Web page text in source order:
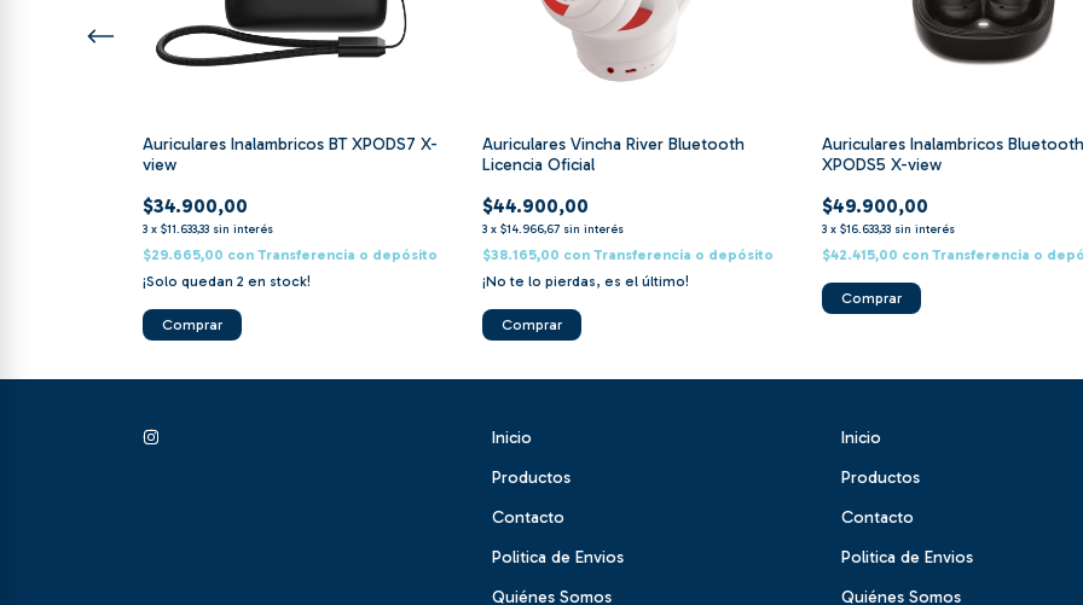
Auriculares Inalambricos BT XPODS7 X-
view
$34.900,00
3 x $11.633,33 sin interés
$29.665,00 con Transferencia o depósito
¡Solo quedan 2 en stock!
Auriculares Vincha River Bluetooth
Licencia Oficial
$44.900,00
3 x $14.966,67 sin interés
$38.165,00 con Transferencia o depósito
¡No te lo pierdas, es el último!
Auriculares Inalambricos Bluetooth
XPODS5 X-view
$49.900,00
3 x $16.633,33 sin interés
$42.415,00 con Transferencia o
Comprar
Inicio
Productos
Contacto
Politica de Envios
Quiénes Somos
Inicio
Productos
Contacto
Politica de Envios
Quiénes Somos